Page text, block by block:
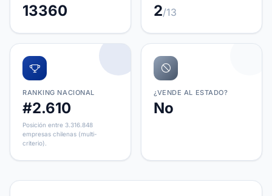
13360 2/13
RANKING NACIONAL
#2.610
Posición entre 3.316.848
empresas chilenas (multi-
criterio).
¿VENDE AL ESTADO?
No